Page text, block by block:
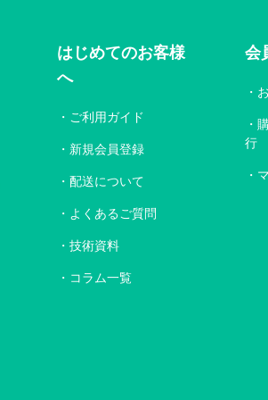
はじめてのお客様
へ
ご利用ガイド
新規会員登録
配送について
よくあるご質問
技術資料
コラム一覧
会
行